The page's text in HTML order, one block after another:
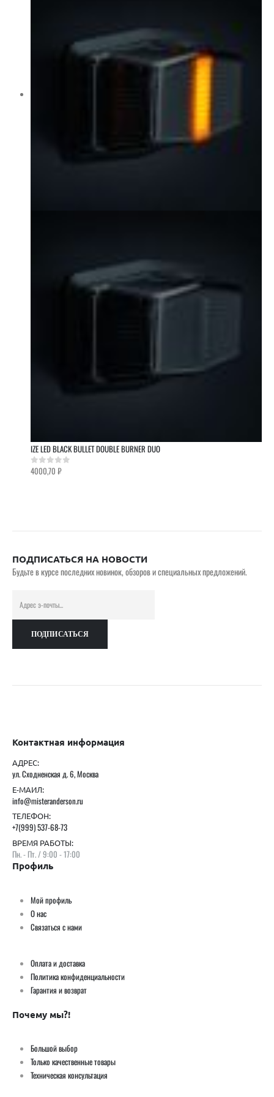
IZE LED BLACK BULLET DOUBLE BURNER DUO
0out of 5
4000,70 ₽
ПОДПИСАТЬСЯ НА НОВОСТИ
Будьте в курсе последних новинок, обзоров и специальных предложений.
Контактная информация
АДРЕС:
ул. Сходненская д. 6, Москва
Е-МАИЛ:
info@misteranderson.ru
ТЕЛЕФОН:
+7(999) 537-68-73
ВРЕМЯ РАБОТЫ:
Пн. - Пт. / 9:00 - 17:00
Профиль
Мой профиль
О нас
Связаться с нами
Оплата и доставка
Политика конфиденциальности
Гарантия и возврат
Почему мы?!
Большой выбор
Только качественные товары
Техническая консультация